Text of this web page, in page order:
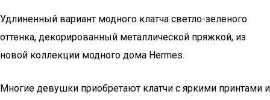
Удлиненный вариант модного клатча светло-зеленого
оттенка, декорированный металлической пряжкой, из
новой коллекции модного дома Hermes.
Многие девушки приобретают клатчи с яркими принтами и